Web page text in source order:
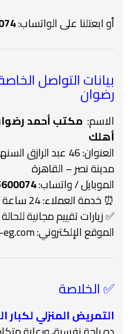
أو ابعتلنا على الواتساب:
بيانات التواصل
رضوان
الاسم: ‍ مكتب أحمد
أهلك
العنوان: 46 عبد
مدينة نصر – القاهرة
الموبايل / واتساب:
⏰ خدمة العملاء: 24 ساعة يوميًا
✅ زيارات تقييم مجانية للحالة
الموقع الإلكتروني:
✅ الخلاصة
التمريض المنزلي لكبار